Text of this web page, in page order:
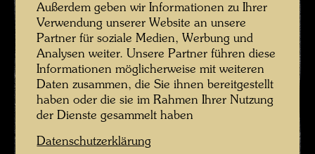
Außerdem geben wir Informationen zu Ihrer
Verwendung unserer Website an unsere
Partner für soziale Medien, Werbung und
Analysen weiter. Unsere Partner führen diese
Informationen möglicherweise mit weiteren
Daten zusammen, die Sie ihnen bereitgestellt
haben oder die sie im Rahmen Ihrer Nutzung
der Dienste gesammelt haben
Datenschutzerklärung